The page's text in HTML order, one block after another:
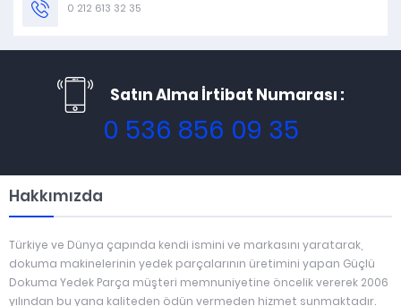
0 212 613 32 35
Satın Alma İrtibat Numarası :
0 536 856 09 35
Hakkımızda
Türkiye ve Dünya çapında kendi ismini ve markasını yaratarak,
dokuma makinelerinin yedek parçalarının üretimini yapan Güçlü
Dokuma Yedek Parça müşteri memnuniyetine öncelik vererek 2006
yılından bu yana kaliteden ödün vermeden hizmet sunmaktadır.